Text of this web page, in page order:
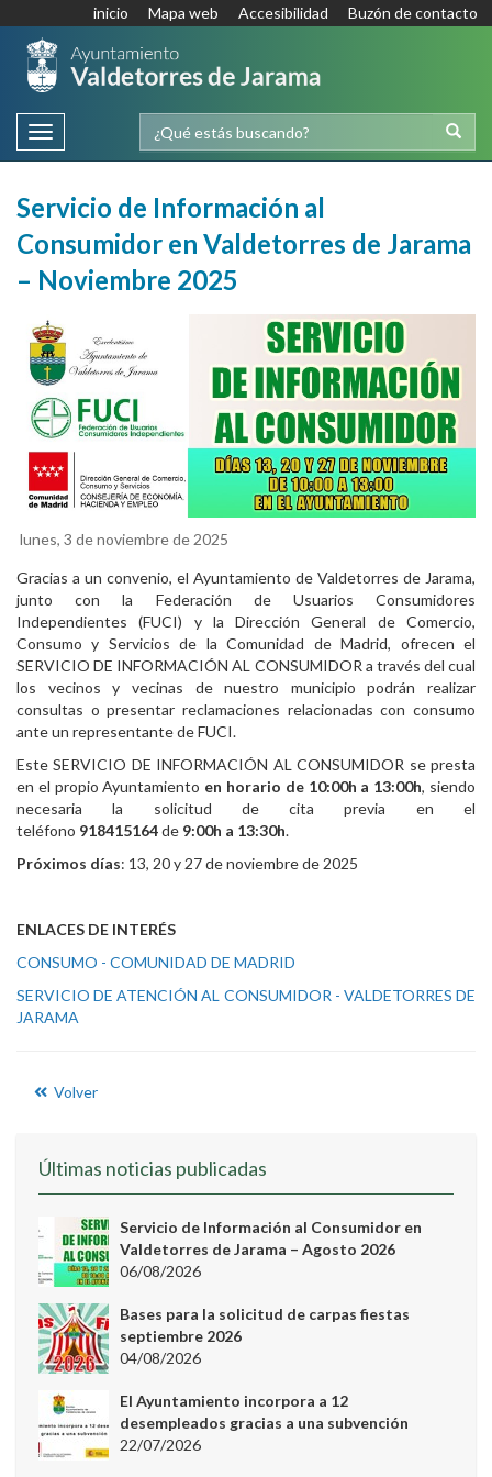
inicio Mapa web Accesibilidad Buzón de contacto
Toggle
navigation
Servicio de Información al
Consumidor en Valdetorres de Jarama
– Noviembre 2025
lunes, 3 de noviembre de 2025
Gracias a un convenio, el Ayuntamiento de Valdetorres de Jarama,
junto con la Federación de Usuarios Consumidores
Independientes (FUCI) y la Dirección General de Comercio,
Consumo y Servicios de la Comunidad de Madrid, ofrecen el
SERVICIO DE INFORMACIÓN AL CONSUMIDOR a través del cual
los vecinos y vecinas de nuestro municipio podrán realizar
consultas o presentar reclamaciones relacionadas con consumo
ante un representante de FUCI.
Este SERVICIO DE INFORMACIÓN AL CONSUMIDOR se presta
en el propio Ayuntamiento en horario de 10:00h a 13:00h, siendo
necesaria la solicitud de cita previa en el
teléfono 918415164de 9:00h a 13:30h.
Próximos días: 13, 20 y 27 de noviembre de 2025
ENLACES DE INTERÉS
CONSUMO - COMUNIDAD DE MADRID
SERVICIO DE ATENCIÓN AL CONSUMIDOR - VALDETORRES DE
JARAMA
Volver
Últimas noticias publicadas
Servicio de Información al Consumidor en
Valdetorres de Jarama – Agosto 2026
06/08/2026
Bases para la solicitud de carpas fiestas
septiembre 2026
04/08/2026
El Ayuntamiento incorpora a 12
desempleados gracias a una subvención
22/07/2026